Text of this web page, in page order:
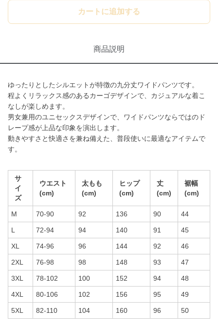
カートに追加する
商品説明
ゆったりとしたシルエットが特徴の九分丈ワイドパンツです。
程よくリラックス感のあるカーゴデザインで、カジュアルな着こ
なしが楽しめます。
男女兼用のユニセックスデザインで、ワイドパンツならではのド
レープ感が上品な印象を演出します。
動きやすさと快適さを兼ね備えた、普段使いに最適なアイテムで
す。
サ
イ
ズ
ウエスト
(cm)
太もも
(cm)
ヒップ
(cm)
丈
(cm)
裾幅
(cm)
M 70-90 92 136 90 44
L 72-94 94 140 91 45
XL 74-96 96 144 92 46
2XL 76-98 98 148 93 47
3XL 78-102 100 152 94 48
4XL 80-106 102 156 95 49
5XL 82-110 104 160 96 50